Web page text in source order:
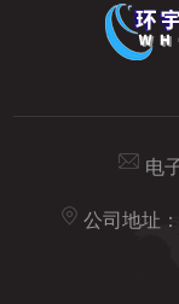
电
公司地址